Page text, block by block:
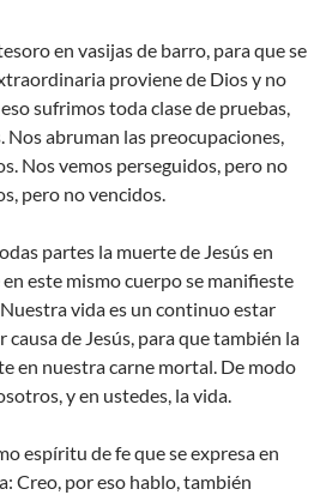
en vasijas de barro, para que se
proviene de Dios y no
sufrimos toda clase de pruebas,
Nos abruman las preocupaciones,
Nos vemos perseguidos, pero no
pero no vencidos.
partes la muerte de Jesús en
este mismo cuerpo se manifieste
vida es un continuo estar
de Jesús, para que también la
en nuestra carne mortal. De modo
y en ustedes, la vida.
espíritu de fe que se expresa en
Creo, por eso hablo, también